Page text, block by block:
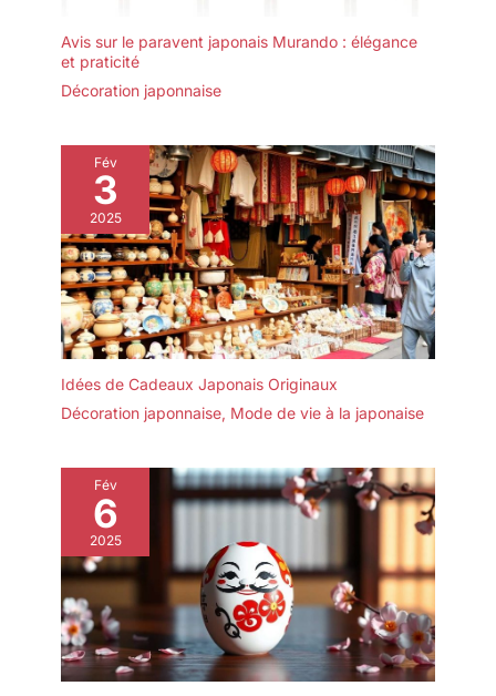
Avis sur le paravent japonais Murando : élégance
et praticité
Décoration japonnaise
Fév
3
2025
Idées de Cadeaux Japonais Originaux
Décoration japonnaise, Mode de vie à la japonaise
Fév
6
2025